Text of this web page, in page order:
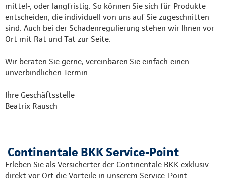
mittel-, oder langfristig. So können Sie sich für Produkte
entscheiden, die individuell von uns auf Sie zugeschnitten
sind. Auch bei der Schadenregulierung stehen wir Ihnen vor
Ort mit Rat und Tat zur Seite.
Wir beraten Sie gerne, vereinbaren Sie einfach einen
unverbindlichen Termin.
Ihre Geschäftsstelle
Beatrix Rausch
Continentale BKK Service-Point
Erleben Sie als Versicherter der Continentale BKK exklusiv
direkt vor Ort die Vorteile in unserem Service-Point.